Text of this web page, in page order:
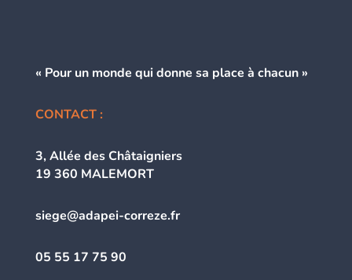
« Pour un monde qui donne sa place à chacun »
CONTACT :
3, Allée des Châtaigniers
19 360 MALEMORT
siege@adapei-correze.fr
05 55 17 75 90